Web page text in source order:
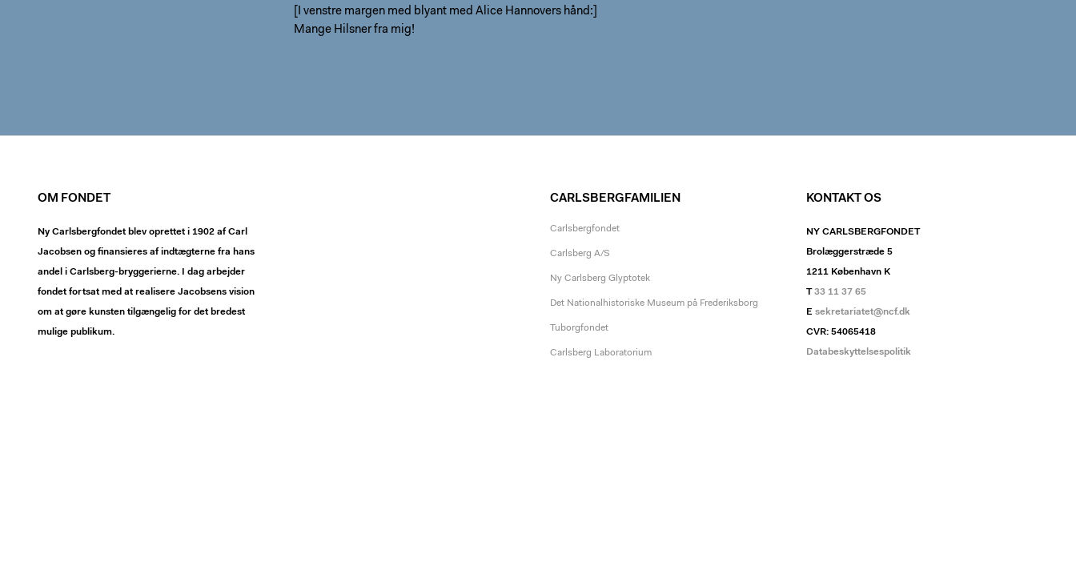
[I venstre margen med blyant med Alice Hannovers hånd:]
Mange Hilsner fra mig!
OM FONDET
Ny Carlsbergfondet blev oprettet i 1902 af Carl
Jacobsen og finansieres af indtægterne fra hans
andel i Carlsberg-bryggerierne. I dag arbejder
fondet fortsat med at realisere Jacobsens vision
om at gøre kunsten tilgængelig for det bredest
mulige publikum.
CARLSBERGFAMILIEN
Carlsbergfondet
Carlsberg A/S
Ny Carlsberg Glyptotek
Det Nationalhistoriske Museum på Frederiksborg
Tuborgfondet
Carlsberg Laboratorium
KONTAKT OS
NY CARLSBERGFONDET
Brolæggerstræde 5
1211 København K
T33 11 37 65
E sekretariatet@ncf.dk
CVR: 54065418
Databeskyttelsespolitik